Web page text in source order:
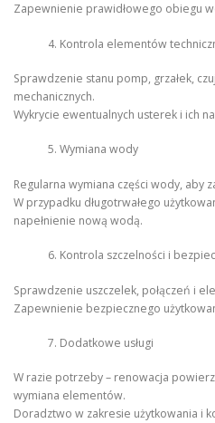
Zapewnienie prawidłowego obiegu
Kontrola elementów
Sprawdzenie stanu pomp, grzałek,
mechanicznych.
Wykrycie ewentualnych usterek i ich
Wymiana wody
Regularna wymiana części wody, aby
W przypadku długotrwałego
napełnienie nową wodą.
Kontrola szczelności i
Sprawdzenie uszczelek, połączeń i
Zapewnienie bezpiecznego
Dodatkowe usługi
W razie potrzeby – renowacja
wymiana elementów.
Doradztwo w zakresie użytkowania i